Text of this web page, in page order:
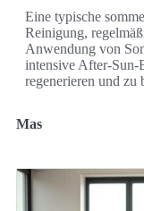
Eine typische
Reinigung,
Anwendung von
intensive After-Sun-
regenerieren und zu
Mas